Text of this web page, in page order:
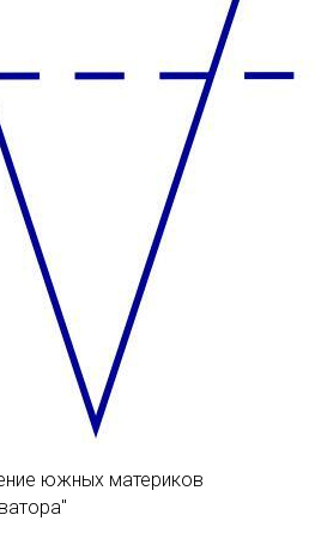
южных материков